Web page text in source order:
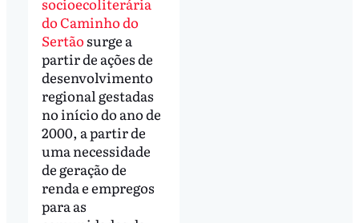
do Caminho do
Sertão surge a
partir de ações de
desenvolvimento
regional gestadas
no início do ano de
2000, a partir de
uma necessidade
de geração de
renda e empregos
para as